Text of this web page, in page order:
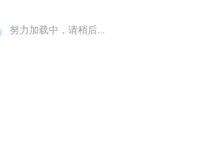
努力加载中，请稍后...